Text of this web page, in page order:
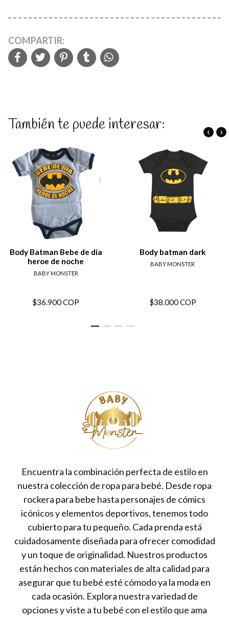
COMPARTIR:
También te puede interesar:
Body Batman Bebe de dia
heroe de noche
BABY MONSTER
$36.900 COP
Body batman dark
BABY MONSTER
$38.000 COP
‹ ›
Encuentra la combinación perfecta de estilo en
nuestra colección de ropa para bebé. Desde ropa
rockera para bebe hasta personajes de cómics
icónicos y elementos deportivos, tenemos todo
cubierto para tu pequeño. Cada prenda está
cuidadosamente diseñada para ofrecer comodidad
y un toque de originalidad. Nuestros productos
están hechos con materiales de alta calidad para
asegurar que tu bebé esté cómodo ya la moda en
cada ocasión. Explora nuestra variedad de
opciones y viste a tu bebé con el estilo que ama